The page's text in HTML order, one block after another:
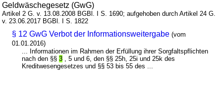
Geldwäschegesetz (GwG)
Artikel 2 G. v. 13.08.2008 BGBl. I S. 1690; aufgehoben durch Artikel 24 G.
v. 23.06.2017 BGBl. I S. 1822
§ 12 GwG Verbot der Informationsweitergabe (vom
01.01.2016)
... Informationen im Rahmen der Erfüllung ihrer Sorgfaltspflichten
nach den §§3 , 5 und 6, den §§ 25h, 25i und 25k des
Kreditwesengesetzes und §§ 53 bis 55 des ...